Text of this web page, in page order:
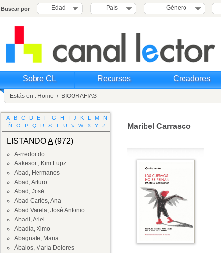
Buscar por Edad País Género
Sobre CL Recursos Creadores
Estás en : Home / BIOGRAFIAS
A B C D E F G H I J K L M
N
Ñ
O P Q R S T U V W X Y Z
LISTANDOA(972)
A-rredondo
Aakeson, Kim Fupz
Abad, Hermanos
Abad, Arturo
Abad, José
Abad Carlés, Ana
Abad Varela, José Antonio
Abadi, Ariel
Abadía, Ximo
Abagnale, Maria
Ábalos, María Dolores
Maribel Carrasco